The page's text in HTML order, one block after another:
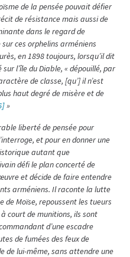
de la pensée pouvait défier
de résistance mais aussi de
dans le regard de
ces orphelins arméniens
en 1898 toujours, lorsqu’il dit
l’île du Diable, « dépouillé, par
de classe, [qu’] il n’est
haut degré de misère et de
»
liberté de pensée pour
et pour en donner une
autant que
défi le plan concerté de
et décide de faire entendre
arméniens. Il raconte la lutte
de Moïse, repoussent les tueurs
à court de munitions, ils sont
d’une escadre
de fumées des feux de
de lui-même, sans attendre une